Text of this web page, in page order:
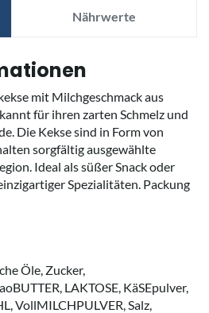
Nährwerte
mit Milchgeschmack aus
für ihren zarten Schmelz und
Die Kekse sind in Form von
sorgfältig ausgewählte
Ideal als süßer Snack oder
Spezialitäten. Packung
Öle, Zucker,
LAKTOSE, KäSEpulver,
VollMILCHPULVER, Salz,